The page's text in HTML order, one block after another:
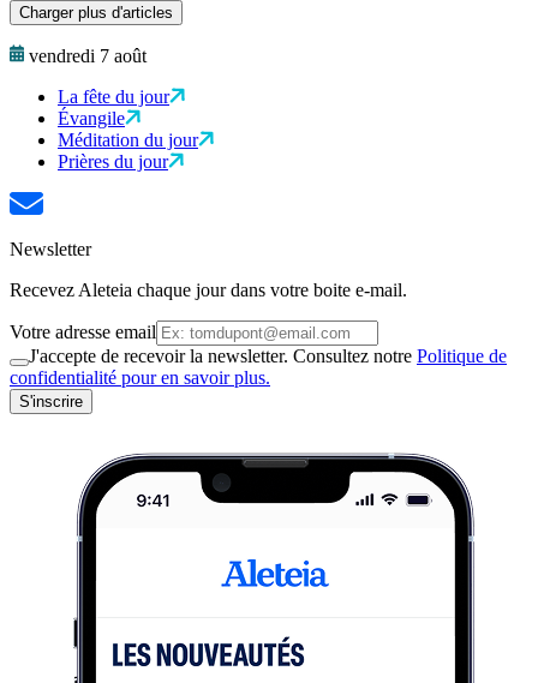
Charger plus d'articles
vendredi 7 août
La fête du jour
Évangile
Méditation du jour
Prières du jour
Newsletter
Recevez Aleteia chaque jour dans votre boite e-mail.
Votre adresse email
J'accepte de recevoir la newsletter. Consultez notre Politique de
confidentialité pour en savoir plus.
S'inscrire